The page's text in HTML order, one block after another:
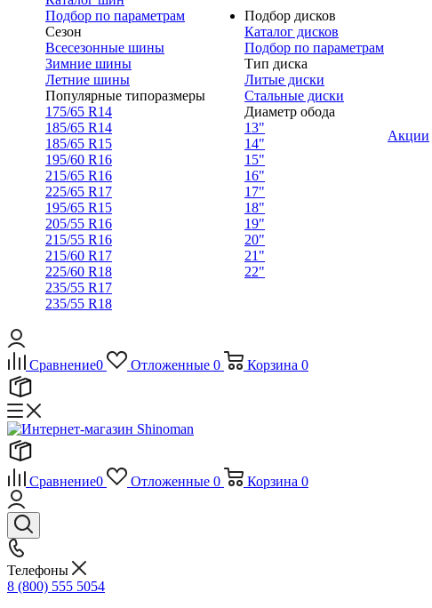
Подбор по параметрам
Сезон
Всесезонные шины
Зимние шины
Летние шины
Популярные типоразмеры
175/65 R14
185/65 R14
185/65 R15
195/60 R16
215/65 R16
225/65 R17
195/65 R15
205/55 R16
215/55 R16
215/60 R17
225/60 R18
235/55 R17
235/55 R18
Подбор дисков
Каталог дисков
Подбор по параметрам
Тип диска
Литые диски
Стальные диски
Диаметр обода
13"
14"
15"
16"
17"
18"
19"
20"
21"
22"
Акции
Сравнение0 Отложенные 0 Корзина 0
Сравнение0 Отложенные 0 Корзина 0
Телефоны
8 (800) 555 5054